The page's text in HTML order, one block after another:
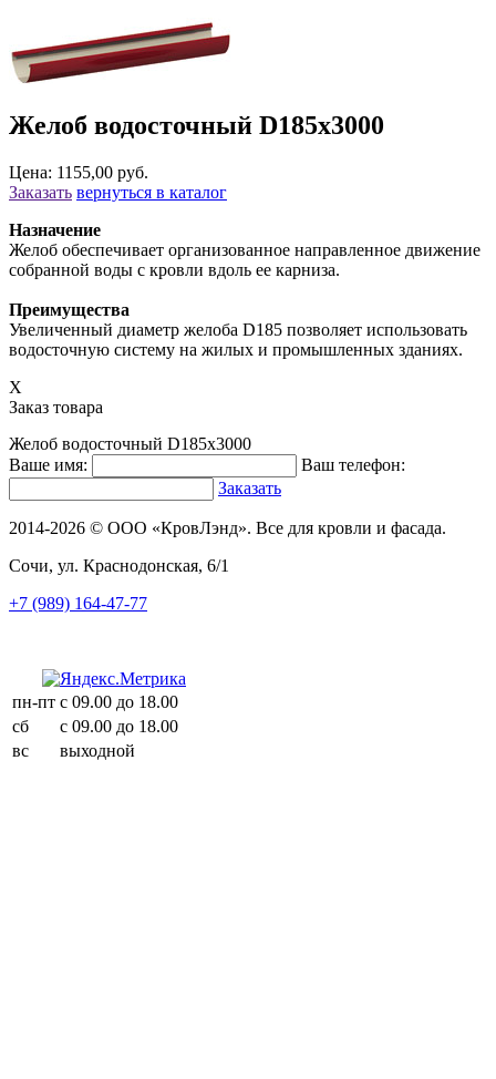
Желоб водосточный D185х3000
Цена: 1155,00 руб.
Заказать вернуться в каталог
Назначение
Желоб обеспечивает организованное направленное движение
собранной воды с кровли вдоль ее карниза.
Преимущества
Увеличенный диаметр желоба D185 позволяет использовать
водосточную систему на жилых и промышленных зданиях.
X
Заказ товара
Желоб водосточный D185х3000
Ваше имя:
Ваш телефон:
Заказать
2014-2026 © ООО «КровЛэнд». Все для кровли и фасада.
Сочи, ул. Краснодонская, 6/1
+7 (989) 164-47-77
пн-пт с 09.00 до 18.00
сб
с 09.00 до 18.00
вс
выходной